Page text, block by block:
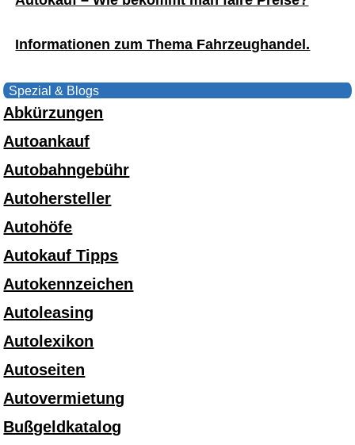
Informationen zum Thema Fahrzeughandel.
Spezial & Blogs
Abkürzungen
Autoankauf
Autobahngebühr
Autohersteller
Autohöfe
Autokauf Tipps
Autokennzeichen
Autoleasing
Autolexikon
Autoseiten
Autovermietung
Bußgeldkatalog